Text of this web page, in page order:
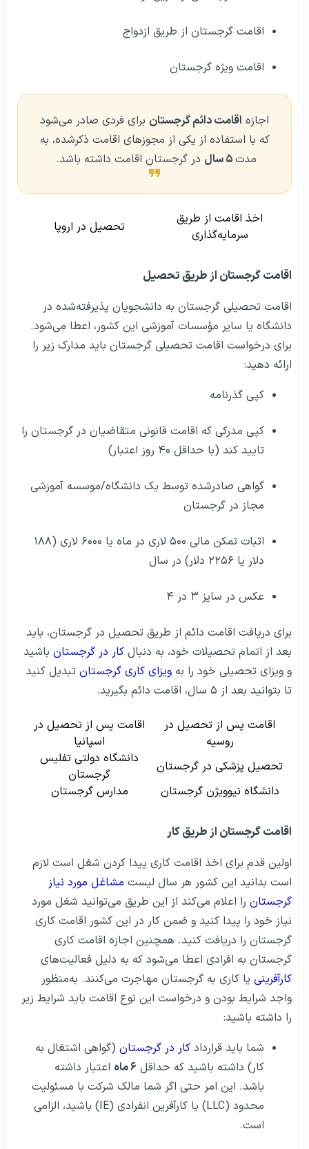
که با استفاده از یکی از مجوزهای اقامت ذکرشده، به
مدت۵ سال در گرجستان اقامت داشته باشد.
اخذ اقامت از طریق
سرمایه‌گذاری
اقامت تحصیلی گرجستان به دانشجویان پذیرفته‌شده در
دانشگاه یا سایر مؤسسات آموزشی این کشور، اعطا می‌شود.
برای درخواست اقامت تحصیلی گرجستان باید مدارک زیر را
ارائه دهید:
کپی گذرنامه
تایید کند (با حداقل ۴۰ روز اعتبار)
مجاز در گرجستان
دلار یا ۲۲۵۶ دلار) در سال
بعد از اتمام تحصیلات خود، به دنبالکار در گرجستانباشید
و ویزای تحصیلی خود را بهویزای کاری گرجستانتبدیل کنید
تا بتوانید بعد از ۵ سال، اقامت دائم بگیرید.
روسیه
اسپانیا
تحصیل پزشکی در گرجستان
دانشگاه دولتی تفلیس
گرجستان
دانشگاه نیوویژن گرجستان
مدارس گرجستان
اولین قدم برای اخذ اقامت کاری پیدا کردن شغل است لازم
است بدانید این کشور هر سال لیستمشاغل مورد نیاز
گرجستانرا اعلام می‌کند از این طریق می‌توانید شغل مورد
نیاز خود را پیدا کنید و ضمن کار در این کشور اقامت کاری
گرجستان را دریافت کنید. همچنین اجازه اقامت کاری
گرجستان به افرادی اعطا می‌شود که به دلیل فعالیت‌های
کارآفرینییا کاری به گرجستان مهاجرت می‌کنند. به‌منظور
واجد شرایط بودن و درخواست این نوع اقامت باید شرایط زیر
را داشته باشید:
شما باید قرارداد
کار) داشته باشید که حداقل۶ ماه
اعتبار داشته
باشد. این امر حتی اگر شما مالک شرکت با مسئولیت
محدود (LLC) یا کارآفرین انفرادی (IE) باشید، الزامی
است.